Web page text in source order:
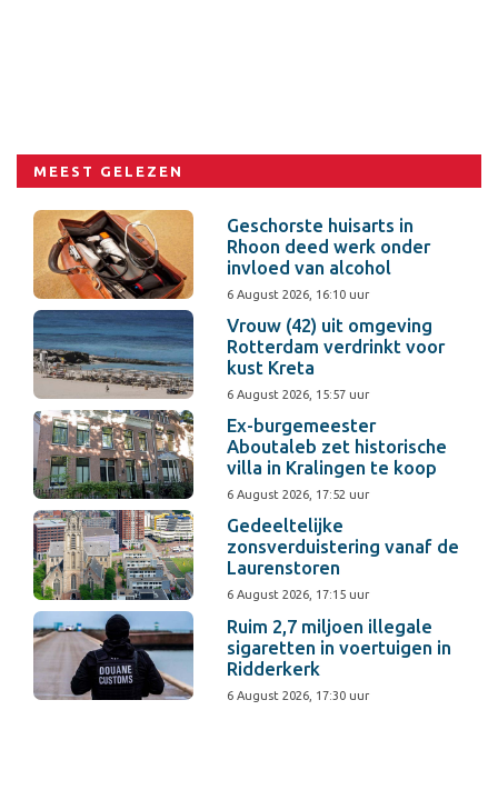
MEEST GELEZEN
Geschorste huisarts in
Rhoon deed werk onder
invloed van alcohol
6 August 2026, 16:10 uur
Vrouw (42) uit omgeving
Rotterdam verdrinkt voor
kust Kreta
6 August 2026, 15:57 uur
Ex-burgemeester
Aboutaleb zet historische
villa in Kralingen te koop
6 August 2026, 17:52 uur
Gedeeltelijke
zonsverduistering vanaf de
Laurenstoren
6 August 2026, 17:15 uur
Ruim 2,7 miljoen illegale
sigaretten in voertuigen in
Ridderkerk
6 August 2026, 17:30 uur